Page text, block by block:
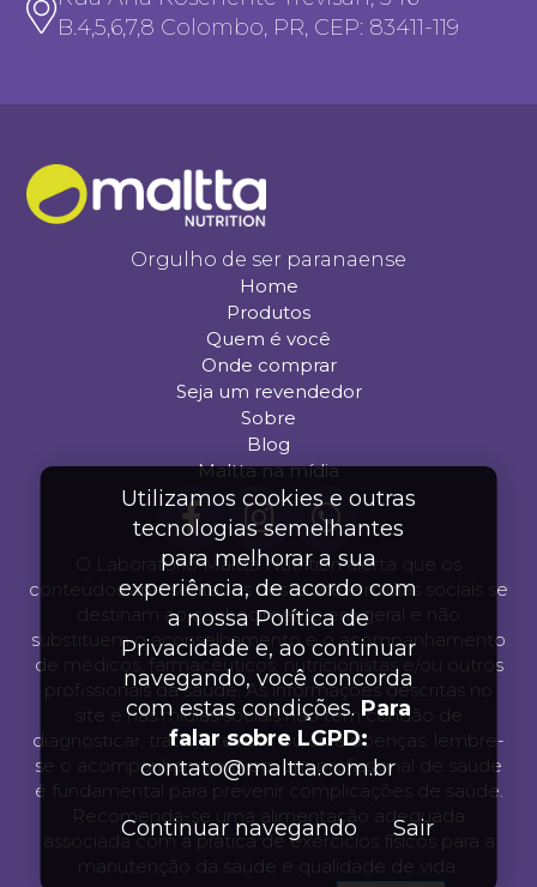
B.4,5,6,7,8 Colombo, PR, CEP: 83411-119
Orgulho de ser paranaense
Home
Produtos
Quem é você
Onde comprar
Seja um revendedor
Sobre
Blog
Maltta na mídia
O Laboratório Maltta Nutrition alerta que os
conteúdos apresentados neste site e mídias sociais se
destinam ao conhecimento em geral e não
substituem o aconselhamento e o acompanhamento
de médicos, farmacêuticos, nutricionistas e/ou outros
profissionais da saúde. As informações descritas no
site e nas mídias sociais não tem condão de
diagnosticar, tratar, prevenir ou cura doenças. lembre-
se o acompanhamento por um profissional de saúde
é fundamental para prevenir complicações de saúde.
Recomenda-se uma alimentação adequada
associada com a prática de exercícios físicos para a
manutenção da saúde e qualidade de vida.
Utilizamos cookies e outras
tecnologias semelhantes
para melhorar a sua
experiência, de acordo com
a nossa Política de
Privacidade e, ao continuar
navegando, você concorda
com estas condições. Para
falar sobre LGPD:
contato@maltta.com.br
Continuar navegando Sair